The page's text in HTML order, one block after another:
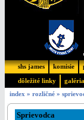
shs james komisie
dôležité linky galéria
index » rozličné »
Sprievodca